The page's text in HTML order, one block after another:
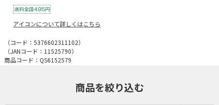
アイコンについて詳しくはこちら
（コード： 5376602311102）
（JANコード： 11525790）
商品コード：QS6152579
商品を絞り込む